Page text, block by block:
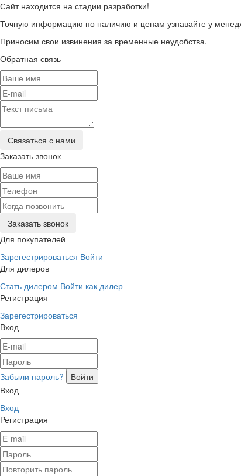
Сайт находится на стадии разработки!
Точную информацию по наличию и ценам узнавайте у
Приносим свои извинения за временные неудобства.
Обратная связь
Заказать звонок
Для покупателей
Зарегестрироваться Войти
Для дилеров
Стать дилером Войти как дилер
Регистрация
Зарегестрироваться
Вход
Забыли пароль?
Вход
Вход
Регистрация